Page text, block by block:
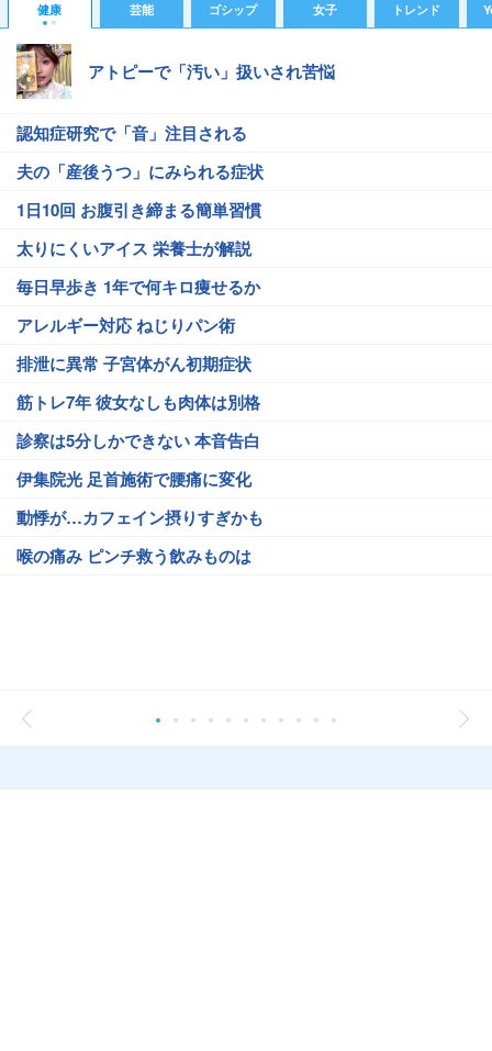
健康 芸能 ゴシップ 女子 トレンド
アトピーで「汚い」扱いされ苦悩
認知症研究で「音」注目される
夫の「産後うつ」にみられる症状
1日10回 お腹引き締まる簡単習慣
太りにくいアイス 栄養士が解説
毎日早歩き 1年で何キロ痩せるか
アレルギー対応 ねじりパン術
排泄に異常 子宮体がん初期症状
筋トレ7年 彼女なしも肉体は別格
診察は5分しかできない 本音告白
伊集院光 足首施術で腰痛に変化
動悸が…カフェイン摂りすぎかも
喉の痛み ピンチ救う飲みものは